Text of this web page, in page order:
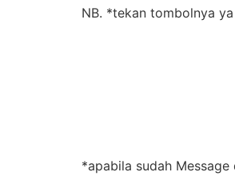
NB. *tekan tombolnya
*apabila sudah